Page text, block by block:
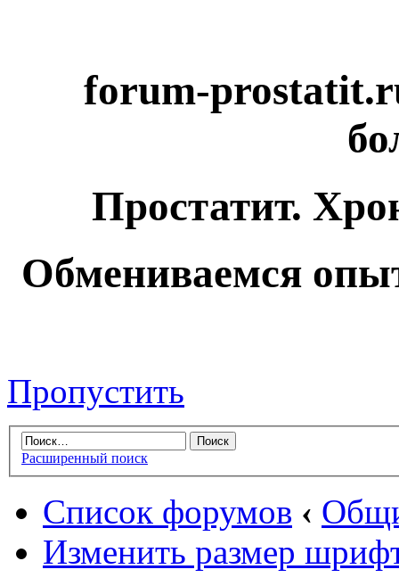
forum-
Простатит.
Обмениваемся
Пропустить
Расширенный поиск
Список форумов ‹
Изменить размер